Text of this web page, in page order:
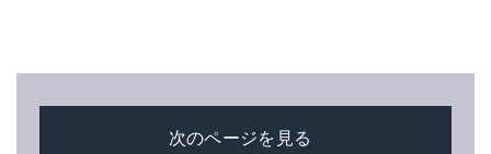
次のページを見る